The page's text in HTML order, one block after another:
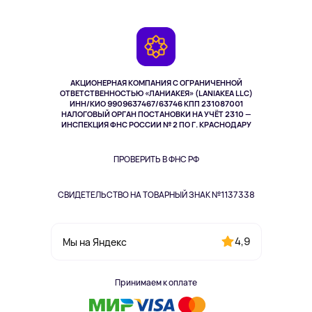
АКЦИОНЕРНАЯ КОМПАНИЯ С ОГРАНИЧЕННОЙ
ОТВЕТСТВЕННОСТЬЮ «ЛАНИАКЕЯ» (LANIAKEA LLC)
ИНН/КИО 9909637467/63746 КПП 231087001
НАЛОГОВЫЙ ОРГАН ПОСТАНОВКИ НА УЧЁТ 2310 —
ИНСПЕКЦИЯ ФНС РОССИИ № 2 ПО Г. КРАСНОДАРУ
ПРОВЕРИТЬ В ФНС РФ
СВИДЕТЕЛЬСТВО НА ТОВАРНЫЙ ЗНАК №1137338
Мы на Яндекс 4,9
Принимаем к оплате
Здоровье питомцев
Одежда и аксессуары